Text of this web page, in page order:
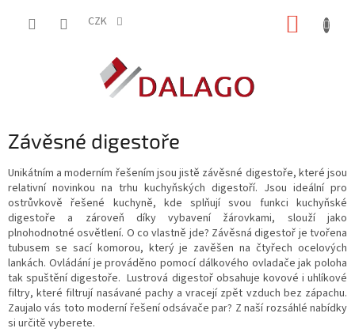
CZK
Závěsné digestoře
Unikátním a moderním řešením jsou jistě závěsné digestoře, které jsou
relativní novinkou na trhu kuchyňských digestoří. Jsou ideální pro
ostrůvkově řešené kuchyně, kde splňují svou funkci kuchyňské
digestoře a zároveň díky vybavení žárovkami, slouží jako
plnohodnotné osvětlení. O co vlastně jde? Závěsná digestoř je tvořena
tubusem se sací komorou, který je zavěšen na čtyřech ocelových
lankách. Ovládání je prováděno pomocí dálkového ovladače jak poloha
tak spuštění digestoře. Lustrová digestoř obsahuje kovové i uhlíkové
filtry, které filtrují nasávané pachy a vracejí zpět vzduch bez zápachu.
Zaujalo vás toto moderní řešení odsávače par? Z naší rozsáhlé nabídky
si určitě vyberete.